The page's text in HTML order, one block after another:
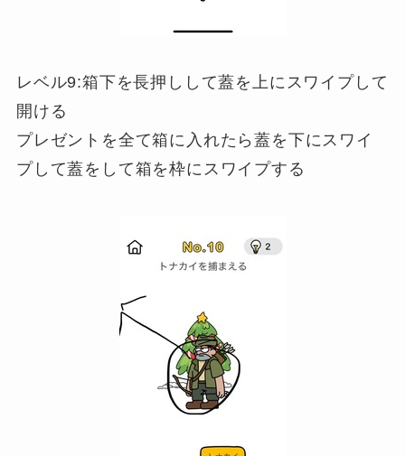
レベル9:箱下を長押しして蓋を上にスワイプして
開ける
プレゼントを全て箱に入れたら蓋を下にスワイ
プして蓋をして箱を枠にスワイプする